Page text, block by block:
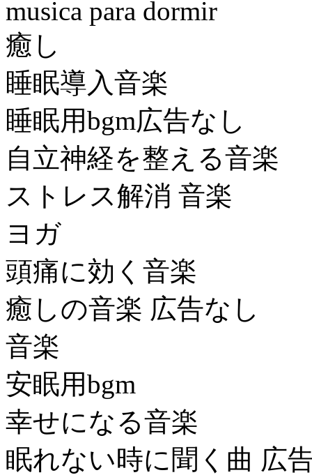
musica para dormir
癒し
睡眠導入音楽
睡眠用bgm広告なし
自立神経を整える音楽
ストレス解消 音楽
ヨガ
頭痛に効く音楽
癒しの音楽 広告なし
音楽
安眠用bgm
幸せになる音楽
眠れない時に聞く曲 広